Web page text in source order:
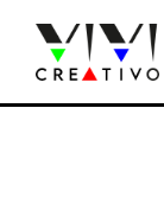
contenuto